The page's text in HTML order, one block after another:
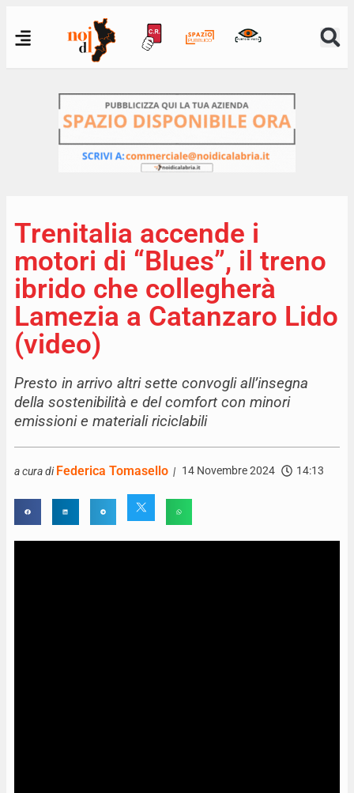
Trenitalia accende i
motori di “Blues”, il treno
ibrido che collegherà
Lamezia a Catanzaro Lido
(video)
Presto in arrivo altri sette convogli all’insegna
della sostenibilità e del comfort con minori
emissioni e materiali riciclabili
a cura diFederica Tomasello | 14 Novembre 2024 14:13